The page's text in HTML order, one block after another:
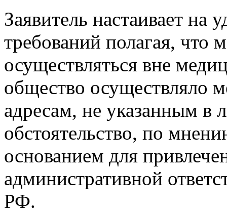
Заявитель настаивает на
требований полагая, что
осуществляться вне
общество осуществляло
адресам, не указанным в
обстоятельство, по
основанием для
административной
РФ.